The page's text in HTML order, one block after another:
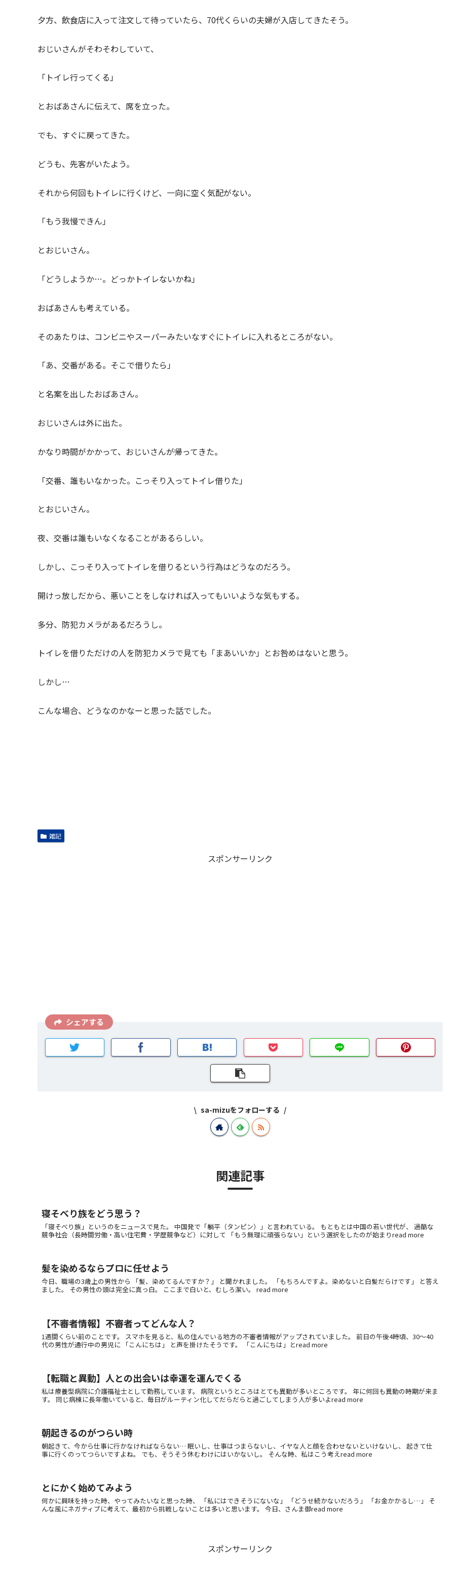
夕方、飲食店に入って注文して待っていたら、70代くらいの夫婦が入店してきたそう。
おじいさんがそわそわしていて、
「トイレ行ってくる」
とおばあさんに伝えて、席を立った。
でも、すぐに戻ってきた。
どうも、先客がいたよう。
それから何回もトイレに行くけど、一向に空く気配がない。
「もう我慢できん」
とおじいさん。
「どうしようか…。どっかトイレないかね」
おばあさんも考えている。
そのあたりは、コンビニやスーパーみたいなすぐにトイレに入れるところがない。
「あ、交番がある。そこで借りたら」
と名案を出したおばあさん。
おじいさんは外に出た。
かなり時間がかかって、おじいさんが帰ってきた。
「交番、誰もいなかった。こっそり入ってトイレ借りた」
とおじいさん。
夜、交番は誰もいなくなることがあるらしい。
しかし、こっそり入ってトイレを借りるという行為はどうなのだろう。
開けっ放しだから、悪いことをしなければ入ってもいいような気もする。
多分、防犯カメラがあるだろうし。
トイレを借りただけの人を防犯カメラで見ても「まあいいか」とお咎めはないと思う。
しかし…
こんな場合、どうなのかなーと思った話でした。
雑記
スポンサーリンク
シェアする
sa-mizuをフォローする
関連記事
寝そべり族をどう思う？
「寝そべり族」というのをニュースで見た。 中国発で「躺平（タンピン）」と言われている。 もともとは中国の若い世代が、 過酷な
競争社会（長時間労働・高い住宅費・学歴競争など）に対して 「もう無理に頑張らない」という選択をしたのが始まりread more
髪を染めるならプロに任せよう
今日、職場の3歳上の男性から 「髪、染めてるんですか？」 と聞かれました。 「もちろんですよ。染めないと白髪だらけです」 と答え
ました。 その男性の頭は完全に真っ白。 ここまで白いと、むしろ潔い。 read more
【不審者情報】不審者ってどんな人？
1週間くらい前のことです。 スマホを見ると、私の住んでいる地方の不審者情報がアップされていました。 前日の午後4時頃、30～40
代の男性が通行中の男児に 「こんにちは」 と声を掛けたそうです。 「こんにちは」とread more
【転職と異動】人との出会いは幸運を運んでくる
私は療養型病院に介護福祉士として勤務しています。 病院というところはとても異動が多いところです。 年に何回も異動の時期が来ま
す。 同じ病棟に長年働いていると、毎日がルーティン化してだらだらと過ごしてしまう人が多いよread more
朝起きるのがつらい時
朝起きて、今から仕事に行かなければならない… 眠いし、仕事はつまらないし、イヤな人と顔を合わせないといけないし、 起きて仕
事に行くのってつらいですよね。 でも、そうそう休むわけにはいかないし。 そんな時、私はこう考えread more
とにかく始めてみよう
何かに興味を持った時、やってみたいなと思った時、 「私にはできそうにないな」 「どうせ続かないだろう」 「お金かかるし…」 そ
んな風にネガティブに考えて、最初から挑戦しないことは多いと思います。 今日、さんま御read more
スポンサーリンク